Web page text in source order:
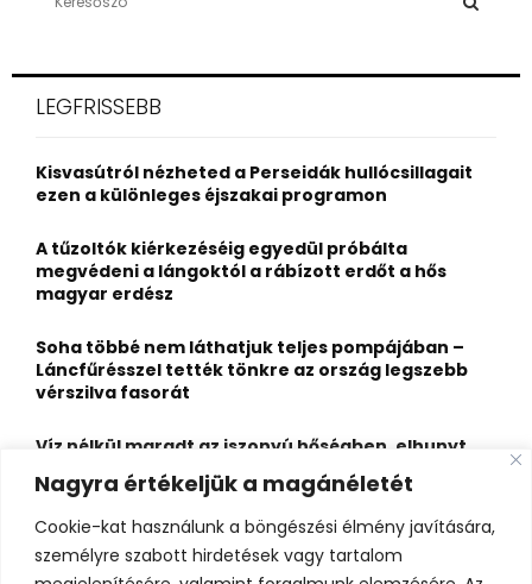
Nagyra értékeljük a magánéletét
Cookie-kat használunk a böngészési élmény javítására,
személyre szabott hirdetések vagy tartalom
h
o
r
LEGFRISSEBB
Kisvasútról nézheted a Perseidák hullócsillagait
ezen a különleges éjszakai programon
A tűzoltók kiérkezéséig egyedül próbálta
megvédeni a lángoktól a rábízott erdőt a hős
magyar erdész
Soha többé nem láthatjuk teljes pompájában –
Láncfűrésszel tették tönkre az ország legszebb
vérszilva fasorát
Víz nélkül maradt az iszonyú hőségben, elhunyt
egy kiránduló a legnépszerűbb horvát
hegységben
Felbecsülhetetlen értékű honfoglaláskori
leletegyüttes került elő Pest megyében – videóval